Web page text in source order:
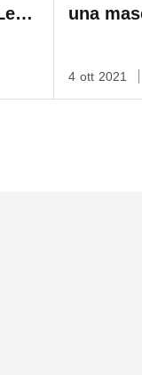
una
4 ott 2021